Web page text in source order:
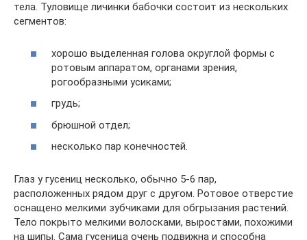
тела. Туловище личинки бабочки состоит из нескольких
сегментов:
хорошо выделенная голова округлой формы с
ротовым аппаратом, органами зрения,
рогообразными усиками;
грудь;
брюшной отдел;
несколько пар конечностей.
Глаз у гусениц несколько, обычно 5-6 пар,
расположенных рядом друг с другом. Ротовое отверстие
оснащено мелкими зубчиками для обгрызания растений.
Тело покрыто мелкими волосками, выростами, похожими
на шипы. Сама гусеница очень подвижна и способна